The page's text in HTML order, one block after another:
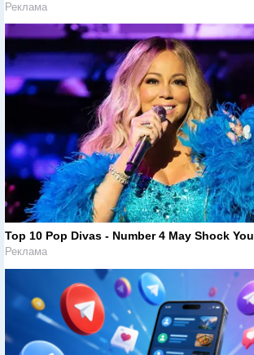
Реклама
Top 10 Pop Divas - Number 4 May Shock You
Реклама